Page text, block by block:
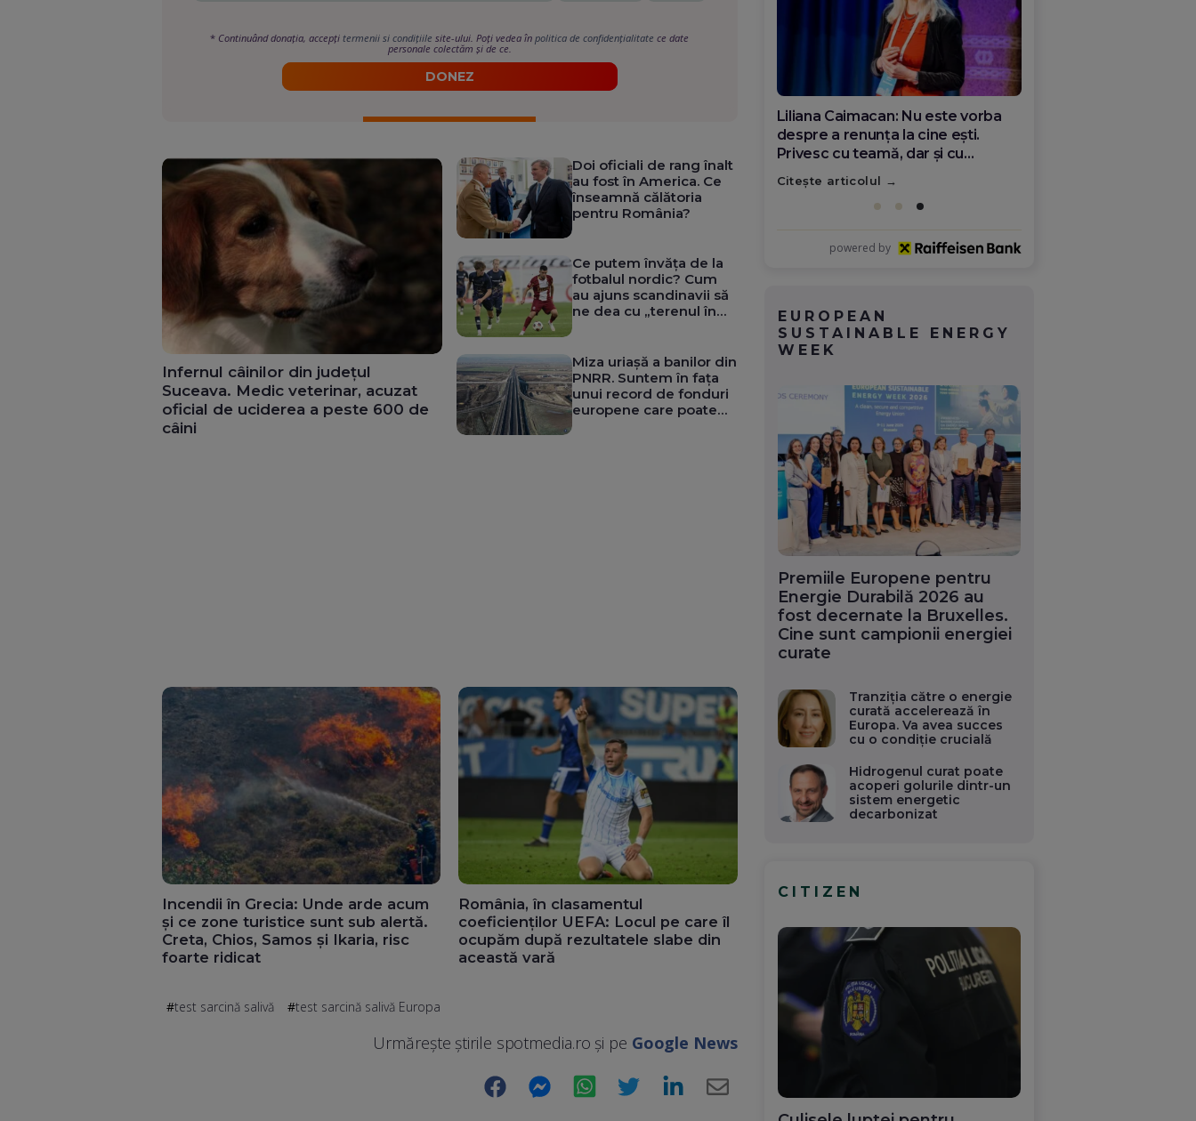
* Continuând donația, accepțitermenii si condițiile site-ului. Poți vedea înpolitica de confidențialitate ce date
personale colectăm și de ce.
DONEZ
Infernul câinilor din județul
Suceava. Medic veterinar, acuzat
oficial de uciderea a peste 600 de
câini
Doi oficiali de rang înalt
au fost în America. Ce
înseamnă călătoria
pentru România?
Ce putem învăța de la
fotbalul nordic? Cum
au ajuns scandinavii să
ne dea cu „terenul în
Miza uriașă a banilor din
PNRR. Suntem în fața
unui record de fonduri
europene care poate
Incendii în Grecia: Unde arde acum
și ce zone turistice sunt sub alertă.
Creta, Chios, Samos și Ikaria, risc
foarte ridicat
România, în clasamentul
coeficienților UEFA: Locul pe care îl
ocupăm după rezultatele slabe din
această vară
test sarcină salivă test sarcină salivă Europa
Urmărește știrile spotmedia.ro și pe Google News
Facebook Messenger WhatsApp Twitter LinkedIn
Diana Olar, românca de la Google
care demonstrează că diaspora
poate schimba România
Citește articolul
powered by
EUROPEAN
SUSTAINABLE ENERGY
WEEK
Premiile Europene pentru
Energie Durabilă 2026 au
fost decernate la Bruxelles.
Cine sunt campionii energiei
curate
Tranziția către o energie
curată accelerează în
Europa. Va avea succes
cu o condiție crucială
Hidrogenul curat poate
acoperi golurile dintr-un
sistem energetic
decarbonizat
CITIZEN